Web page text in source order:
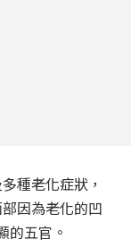
種老化症狀，
因為老化的凹
的五官。